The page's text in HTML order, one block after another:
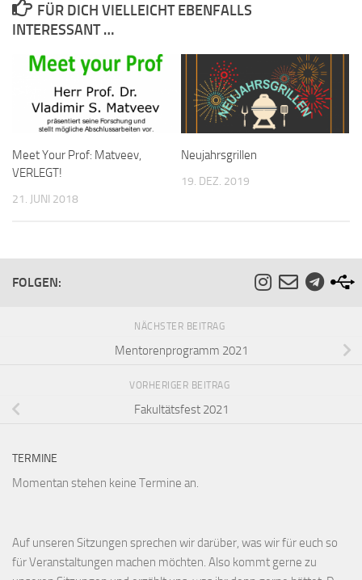
FÜR DICH VIELLEICHT EBENFALLS
INTERESSANT …
Meet Your Prof: Matveev,
VERLEGT!
21. JUNI 2018
Neujahrsgrillen
19. DEZ. 2019
FOLGEN:
NÄCHSTER BEITRAG
Mentorenprogramm 2021
VORHERIGER BEITRAG
Fakultätsfest 2021
TERMINE
Momentan stehen keine Termine an.
Auf unseren Sitzungen sprechen wir darüber, was wir für euch so
für Veranstaltungen machen möchten. Also kommt gerne zu